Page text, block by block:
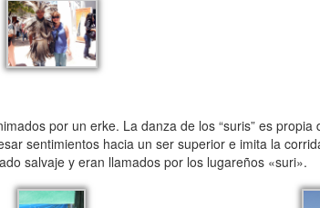
por un erke. La danza de los “suris” es
sentimientos hacia un ser superior e imita la
salvaje y eran llamados por los lugareños «suri».